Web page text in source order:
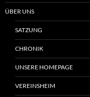
ÜBER UNS
SATZUNG
CHRONIK
UNSERE HOMEPAGE
VEREINSHEIM